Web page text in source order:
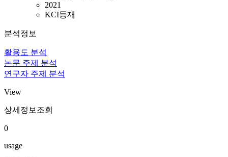
2021
KCI등재
분석정보
활용도 분석
논문 주제 분석
연구자 주제 분석
View
상세정보조회
0
usage